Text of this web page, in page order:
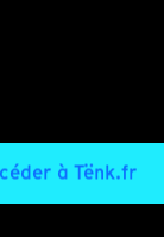
à Tënk.fr